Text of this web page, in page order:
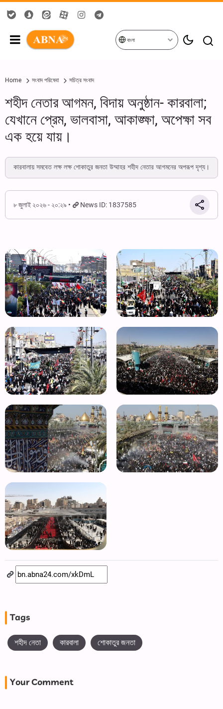
বাংলা
Home সংবাদ পরিষেবা সচিত্র সংবাদ
শহীদ নেতার আগমন, বিদায় অনুষ্ঠান- কারবালা;
যেখানে প্রেম, ভালবাসা, আকাঙ্ক্ষা, অপেক্ষা সব
এক হয়ে যায়।
কারবালায় সমবেত লক্ষ লক্ষ শোকাতুর জনতা উম্মাহর শহীদ নেতার আগমনের অপরূপ দৃশ্য।
৮ জুলাই ২০২৬ - ২০:২৯ News ID: 1837585
Tags
শহীদ নেতা কারবালা শোকাতুর জনতা
Your Comment